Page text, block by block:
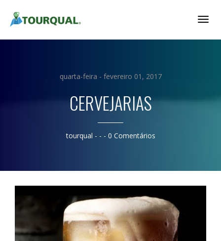
quarta-feira - fevereiro 01, 2017
CERVEJARIAS
tourqual - - - 0 Comentários